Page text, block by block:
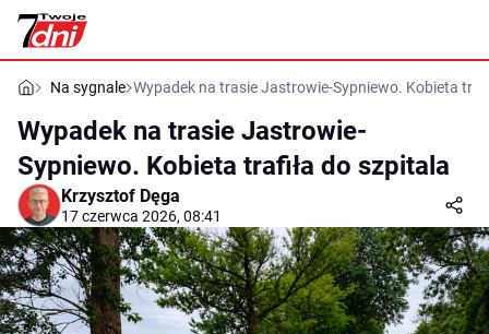
Na sygnale Wypadek na trasie Jastrowie-Sypniewo. Kobieta
Wypadek na trasie Jastrowie-
Sypniewo. Kobieta trafiła do szpitala
Krzysztof Dęga
17 czerwca 2026, 08:41